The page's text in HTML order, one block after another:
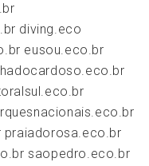
diving.eco
eusou.eco.br
saopedro.eco.br